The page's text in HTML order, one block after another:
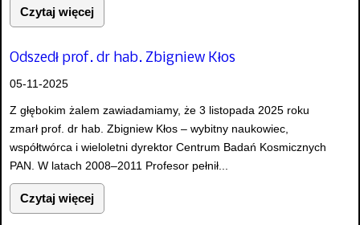
Czytaj więcej
Odszedł prof. dr hab. Zbigniew Kłos
05-11-2025
Z głębokim żalem zawiadamiamy, że 3 listopada 2025 roku
zmarł prof. dr hab. Zbigniew Kłos – wybitny naukowiec,
współtwórca i wieloletni dyrektor Centrum Badań Kosmicznych
PAN. W latach 2008–2011 Profesor pełnił...
Czytaj więcej